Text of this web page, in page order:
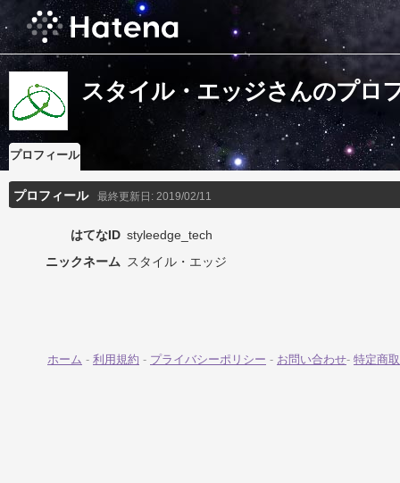
スタイル・エッジさんのプロ
プロフィール
プロフィール 最終更新日: 2019/02/11
はてなID styleedge_tech
ニックネーム スタイル・エッジ
ホーム - 利用規約 - プライバシーポリシー - お問い合わせ- 特定商